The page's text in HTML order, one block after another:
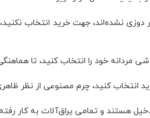
دوزی نشده‌اند، جهت خرید انتخاب
خود را انتخاب کنید، تا
کنید، چرم مصنوعی از نظر
هستند و تمامی یراق‌آلات به کار